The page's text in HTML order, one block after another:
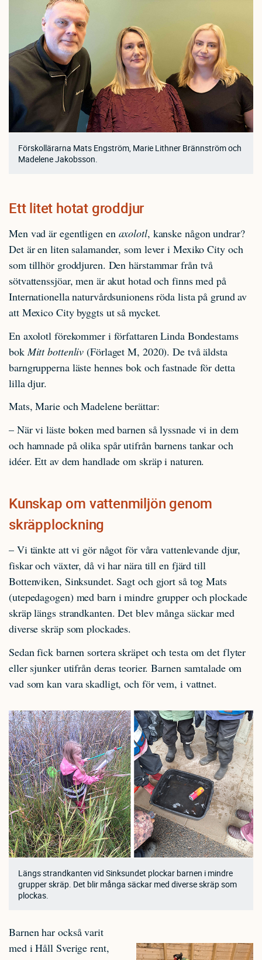
Förskollärarna Mats Engström, Marie Lithner Brännström och
Madelene Jakobsson.
Ett litet hotat groddjur
Men vad är egentligen en axolotl, kanske någon undrar?
Det är en liten salamander, som lever i Mexiko City och
som tillhör groddjuren. Den härstammar från två
sötvattenssjöar, men är akut hotad och finns med på
Internationella naturvårdsunionens röda lista på grund av
att Mexico City byggts ut så mycket.
En axolotl förekommer i författaren Linda Bondestams
bok Mitt bottenliv(Förlaget M, 2020). De två äldsta
barngrupperna läste hennes bok och fastnade för detta
lilla djur.
Mats, Marie och Madelene berättar:
– När vi läste boken med barnen så lyssnade vi in dem
och hamnade på olika spår utifrån barnens tankar och
idéer. Ett av dem handlade om skräp i naturen.
Kunskap om vattenmiljön genom
skräpplockning
– Vi tänkte att vi gör något för våra vattenlevande djur,
fiskar och växter, då vi har nära till en fjärd till
Bottenviken, Sinksundet. Sagt och gjort så tog Mats
(utepedagogen) med barn i mindre grupper och plockade
skräp längs strandkanten. Det blev många säckar med
diverse skräp som plockades.
Sedan fick barnen sortera skräpet och testa om det flyter
eller sjunker utifrån deras teorier. Barnen samtalade om
vad som kan vara skadligt, och för vem, i vattnet.
Längs strandkanten vid Sinksundet plockar barnen i mindre
grupper skräp. Det blir många säckar med diverse skräp som
plockas.
Barnen har också varit
med i Håll Sverige rent,